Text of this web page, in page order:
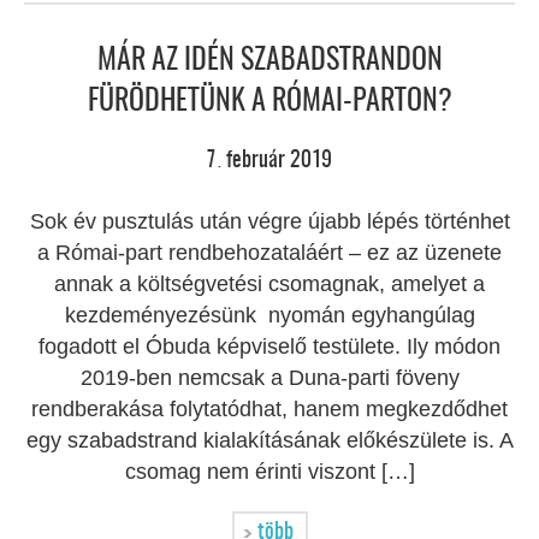
MÁR AZ IDÉN SZABADSTRANDON
FÜRÖDHETÜNK A RÓMAI-PARTON?
7 . február 2019
Sok év pusztulás után végre újabb lépés történhet
a Római-part rendbehozataláért – ez az üzenete
annak a költségvetési csomagnak, amelyet a
kezdeményezésünk nyomán egyhangúlag
fogadott el Óbuda képviselő testülete. Ily módon
2019-ben nemcsak a Duna-parti föveny
rendberakása folytatódhat, hanem megkezdődhet
egy szabadstrand kialakításának előkészülete is. A
csomag nem érinti viszont […]
több